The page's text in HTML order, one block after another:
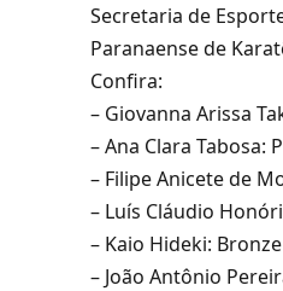
Secretaria de
Paranaense de
Confira:
– Giovanna Arissa
– Ana Clara
– Filipe Anicete de
– Luís Cláudio
– Kaio Hideki:
– João Antônio